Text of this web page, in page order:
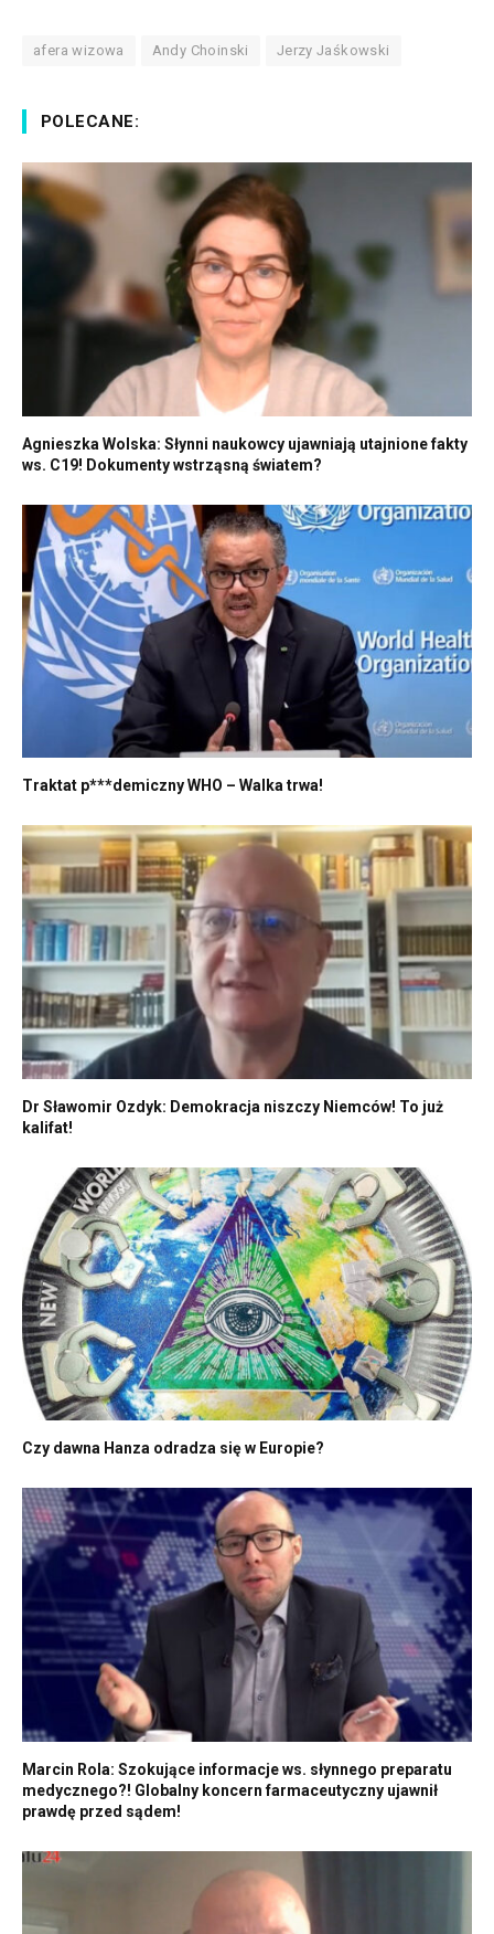
afera wizowa Andy Choinski Jerzy Jaśkowski
POLECANE:
Agnieszka Wolska: Słynni naukowcy ujawniają utajnione fakty
ws. C19! Dokumenty wstrząsną światem?
Traktat p***demiczny WHO – Walka trwa!
Dr Sławomir Ozdyk: Demokracja niszczy Niemców! To już
kalifat!
Czy dawna Hanza odradza się w Europie?
Marcin Rola: Szokujące informacje ws. słynnego preparatu
medycznego?! Globalny koncern farmaceutyczny ujawnił
prawdę przed sądem!